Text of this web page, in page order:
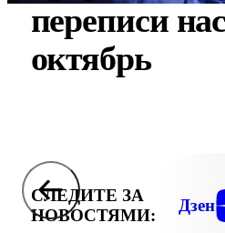
переписи
октябрь
СЛЕДИТЕ ЗА
НОВОСТЯМИ:
Дзен